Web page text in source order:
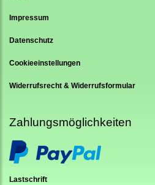
Impressum
Datenschutz
Cookieeinstellungen
Widerrufsrecht & Widerrufsformular
Zahlungsmöglichkeiten
Lastschrift